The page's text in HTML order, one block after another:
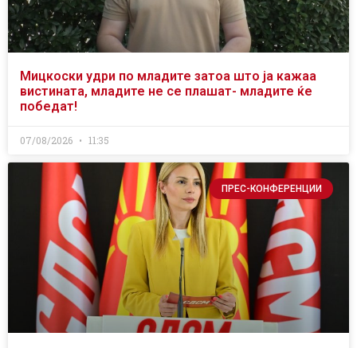
Мицкоски удри по младите затоа што ја кажаа
вистината, младите не се плашат- младите ќе
победат!
07/08/2026 11:35
ПРЕС-КОНФЕРЕНЦИИ